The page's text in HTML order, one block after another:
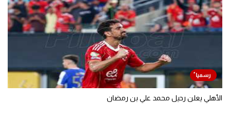
الأهلي يعلن رحيل محمد علي بن رمضان